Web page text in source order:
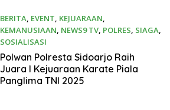
BERITA, EVENT, KEJUARAAN,
KEMANUSIAAN, NEWS9 TV, POLRES, SIAGA,
SOSIALISASI
25 September 2025
Polwan Polresta Sidoarjo Raih
Juara I Kejuaraan Karate Piala
Panglima TNI 2025